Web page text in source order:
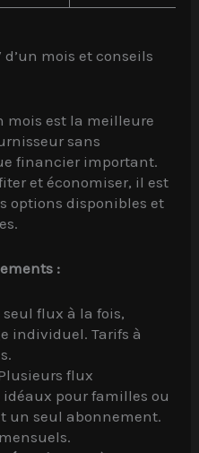
d’un mois et conseils
mois est la meilleure
sans
financier important.
et économiser, il est
options disponibles et
:
seul flux à la fois,
individuel. Tarifs à
flux
pour familles ou
un seul abonnement.